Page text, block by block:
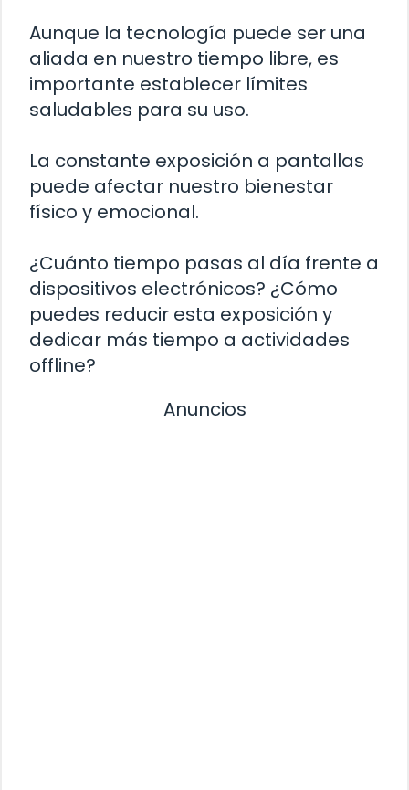
Aunque la tecnología puede ser una
aliada en nuestro tiempo libre, es
importante establecer límites
saludables para su uso.
La constante exposición a pantallas
puede afectar nuestro bienestar
físico y emocional.
¿Cuánto tiempo pasas al día frente a
dispositivos electrónicos? ¿Cómo
puedes reducir esta exposición y
dedicar más tiempo a actividades
offline?
Anuncios